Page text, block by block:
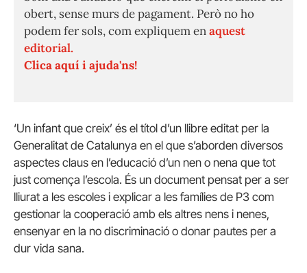
obert, sense murs de pagament. Però no ho
podem fer sols, com expliquem enaquest
editorial.
Clica aquí i ajuda'ns!
‘Un infant que creix’ és el títol d’un llibre editat per la
Generalitat de Catalunya en el que s’aborden diversos
aspectes claus en l’educació d’un nen o nena que tot
just comença l’escola. És un document pensat per a ser
lliurat a les escoles i explicar a les famílies de P3 com
gestionar la cooperació amb els altres nens i nenes,
ensenyar en la no discriminació o donar pautes per a
dur vida sana.